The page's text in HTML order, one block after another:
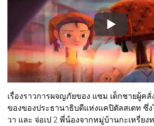
เรื่องราวการผจญภัยของ แซม เด็กชายผู้ค
ของของประธานาธิบดีแห่งแคปิตัลสเตท ซึ่
วา และ จ่อเป 2 พี่น้องจากหมู่บ้านกะเหรี่ยง